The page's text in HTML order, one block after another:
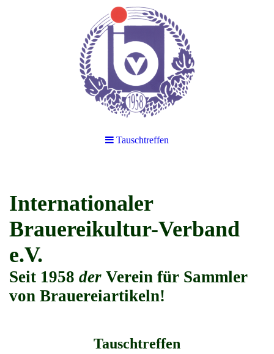
Tauschtreffen
Internationaler
Brauereikultur-Verband
e.V.
Seit 1958 der Verein für Sammler
von Brauereiartikeln!
Tauschtreffen